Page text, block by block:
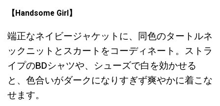
【Handsome Girl】
端正なネイビージャケットに、同色のタートルネ
ックニットとスカートをコーディネート。ストラ
イプのBDシャツや、シューズで白を効かせる
と、色合いがダークになりすぎず爽やかに着こな
せます。